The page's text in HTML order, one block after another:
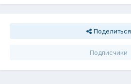
Поделиться
Подписчики